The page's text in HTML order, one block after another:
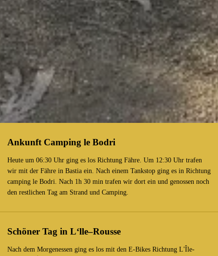
Ankunft Camping le Bodri
Heute um 06:30 Uhr ging es los Richtung Fähre. Um 12:30 Uhr trafen
wir mit der Fähre in Bastia ein. Nach einem Tankstop ging es in Richtung
camping le Bodri. Nach 1h 30 min trafen wir dort ein und genossen noch
den restlichen Tag am Strand und Camping.
Schöner Tag in L‘lle–Rousse
Nach dem Morgenessen ging es los mit den E-Bikes Richtung L'Île-